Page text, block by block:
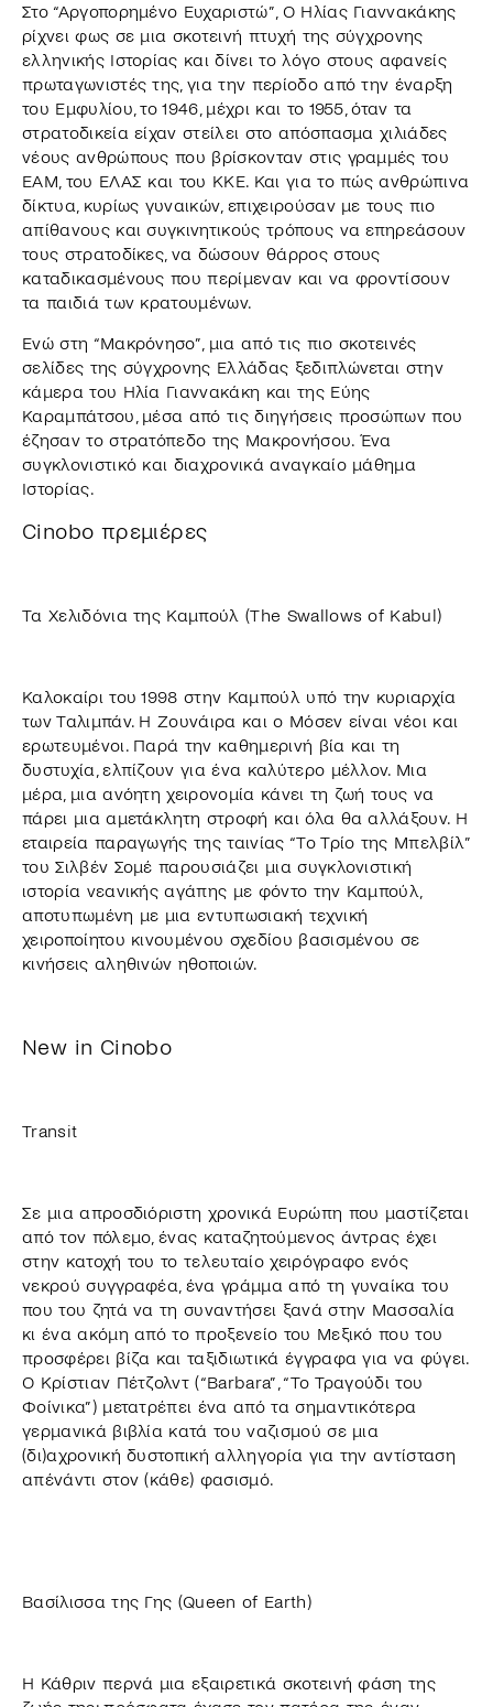
Στο “Αργοπορημένο Ευχαριστώ”, Ο Ηλίας Γιαννακάκης
ρίχνει φως σε μια σκοτεινή πτυχή της σύγχρονης
ελληνικής Ιστορίας και δίνει το λόγο στους αφανείς
πρωταγωνιστές της, για την περίοδο από την έναρξη
του Εμφυλίου, το 1946, μέχρι και το 1955, όταν τα
στρατοδικεία είχαν στείλει στο απόσπασμα χιλιάδες
νέους ανθρώπους που βρίσκονταν στις γραμμές του
ΕΑΜ, του ΕΛΑΣ και του ΚΚΕ. Και για το πώς ανθρώπινα
δίκτυα, κυρίως γυναικών, επιχειρούσαν με τους πιο
απίθανους και συγκινητικούς τρόπους να επηρεάσουν
τους στρατοδίκες, να δώσουν θάρρος στους
καταδικασμένους που περίμεναν και να φροντίσουν
τα παιδιά των κρατουμένων.
Ενώ στη “Μακρόνησο”, μια από τις πιο σκοτεινές
σελίδες της σύγχρονης Ελλάδας ξεδιπλώνεται στην
κάμερα του Ηλία Γιαννακάκη και της Εύης
Καραμπάτσου, μέσα από τις διηγήσεις προσώπων που
έζησαν το στρατόπεδο της Μακρονήσου. Ένα
συγκλονιστικό και διαχρονικά αναγκαίο μάθημα
Ιστορίας.
Cinobo πρεμιέρες
Τα Χελιδόνια της Καμπούλ (The Swallows of Kabul)
Καλοκαίρι του 1998 στην Καμπούλ υπό την κυριαρχία
των Ταλιμπάν. Η Ζουνάιρα και ο Μόσεν είναι νέοι και
ερωτευμένοι. Παρά την καθημερινή βία και τη
δυστυχία, ελπίζουν για ένα καλύτερο μέλλον. Μια
μέρα, μια ανόητη χειρονομία κάνει τη ζωή τους να
πάρει μια αμετάκλητη στροφή και όλα θα αλλάξουν. Η
εταιρεία παραγωγής της ταινίας “Το Τρίο της Μπελβίλ”
του Σιλβέν Σομέ παρουσιάζει μια συγκλονιστική
ιστορία νεανικής αγάπης με φόντο την Καμπούλ,
αποτυπωμένη με μια εντυπωσιακή τεχνική
χειροποίητου κινουμένου σχεδίου βασισμένου σε
κινήσεις αληθινών ηθοποιών.
New in Cinobo
Transit
Σε μια απροσδιόριστη χρονικά Ευρώπη που μαστίζεται
από τον πόλεμο, ένας καταζητούμενος άντρας έχει
στην κατοχή του το τελευταίο χειρόγραφο ενός
νεκρού συγγραφέα, ένα γράμμα από τη γυναίκα του
που του ζητά να τη συναντήσει ξανά στην Μασσαλία
κι ένα ακόμη από το προξενείο του Μεξικό που του
προσφέρει βίζα και ταξιδιωτικά έγγραφα για να φύγει.
Ο Κρίστιαν Πέτζολντ (“Barbara”, “Το Τραγούδι του
Φοίνικα”) μετατρέπει ένα από τα σημαντικότερα
γερμανικά βιβλία κατά του ναζισμού σε μια
(δι)αχρονική δυστοπική αλληγορία για την αντίσταση
απένάντι στον (κάθε) φασισμό.
Βασίλισσα της Γης (Queen of Earth)
Η Κάθριν περνά μια εξαιρετικά σκοτεινή φάση της